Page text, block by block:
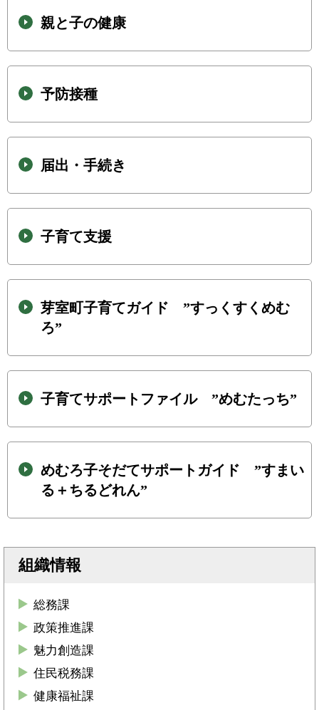
親と子の健康
予防接種
届出・手続き
子育て支援
芽室町子育てガイド ”すっくすくめむ
ろ”
子育てサポートファイル ”めむたっち”
めむろ子そだてサポートガイド ”すまい
る＋ちるどれん”
組織情報
総務課
政策推進課
魅力創造課
住民税務課
健康福祉課